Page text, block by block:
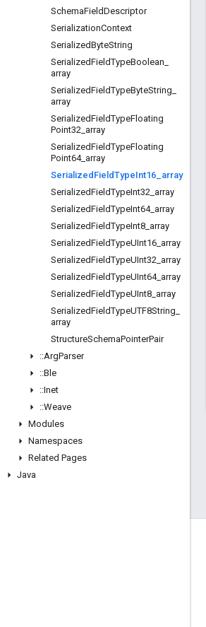
SchemaFieldDescriptor
SerializationContext
SerializedByteString
SerializedFieldTypeBoolean
array
SerializedFieldTypeByteString
array
SerializedFieldTypeFloating
Point32 array
SerializedFieldTypeFloating
Point64_ array
Serialized FieldTypeInt16 array
SerializedFieldTypeInt32 array
SerializedFieldTypeInt64_ array
SerializedFieldTypeInt8 array
SerializedFieldTypeUInt16 array
SerializedFieldTypeUInt32 array
SerializedFieldTypeUInt64_ array
SerializedFieldTypeUInt8 array
SerializedFieldTypeUTF8String
array
StructureSchemaPointerPair
::ArgParser
::Ble
::Inet
::Weave
Modules
Namespaces
Related Pages
Java